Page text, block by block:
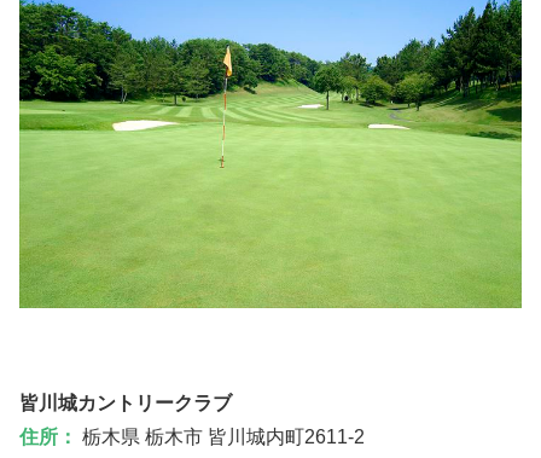
皆川城カントリークラブ
住所： 栃木県 栃木市 皆川城内町2611-2